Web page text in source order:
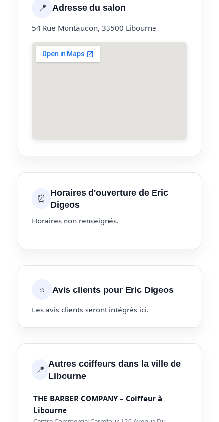
📍 Adresse du salon
54 Rue Montaudon, 33500 Libourne
⏰
Horaires d'ouverture de Eric
Digeos
Horaires non renseignés.
⭐ Avis clients pour Eric Digeos
Les avis clients seront intégrés ici.
📍 Autres coiffeurs dans la ville de
Libourne
THE BARBER COMPANY – Coiffeur à
Libourne